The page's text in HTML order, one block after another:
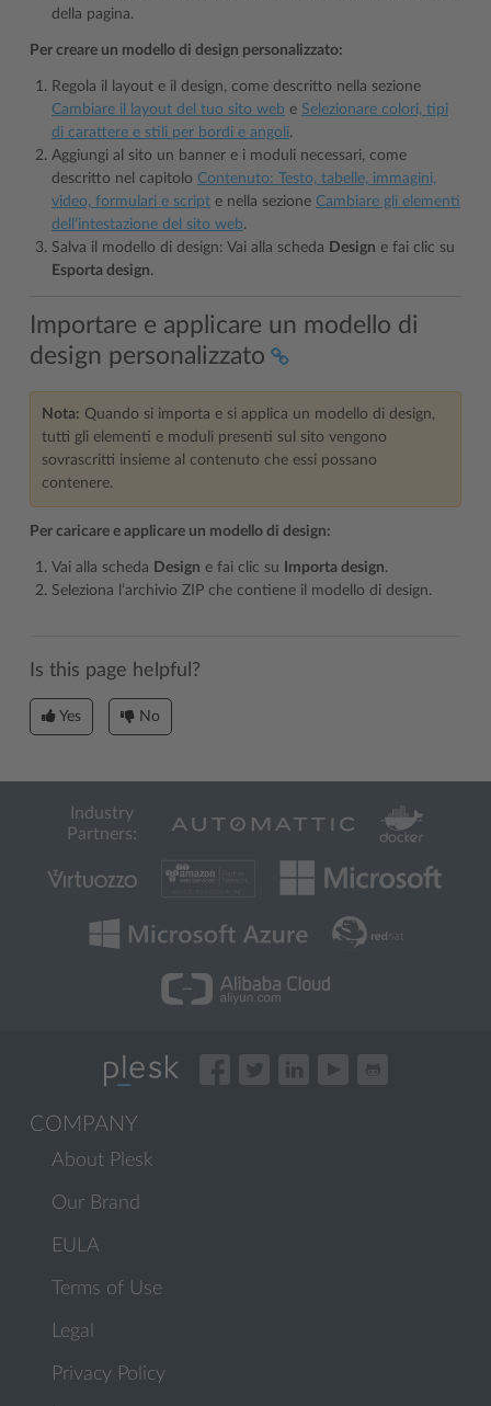
della pagina.
Per creare un modello di design personalizzato:
Regola il layout e il design, come descritto nella sezione
Cambiare il layout del tuo sito web e Selezionare colori, tipi
di carattere e stili per bordi e angoli.
Aggiungi al sito un banner e i moduli necessari, come
descritto nel capitolo Contenuto: Testo, tabelle, immagini,
video, formulari e script e nella sezione Cambiare gli elementi
dell’intestazione del sito web.
Salva il modello di design: Vai alla scheda Design e fai clic su
Esporta design.
Importare e applicare un modello di
design personalizzato
Nota: Quando si importa e si applica un modello di design,
tutti gli elementi e moduli presenti sul sito vengono
sovrascritti insieme al contenuto che essi possano
contenere.
Per caricare e applicare un modello di design:
Vai alla scheda Design e fai clic su Importa design.
Seleziona l’archivio ZIP che contiene il modello di design.
Is this page helpful?
Yes No
Industry
Partners:
COMPANY
About Plesk
Our Brand
EULA
Terms of Use
Legal
Privacy Policy